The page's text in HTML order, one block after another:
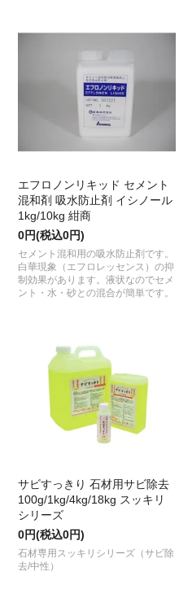
エフロノンリキッド セメント
混和剤 吸水防止剤 イシノール
1kg/10kg 紺商
0円(税込0円)
セメント混和用の吸水防止剤です。
白華現象（エフロレッセンス）の抑
制効果があります。液状なのでセメ
ント・水・砂との混合が簡単です。
サビすっきり 石材用サビ除去
100g/1kg/4kg/18kg スッキリ
シリーズ
0円(税込0円)
石材専用スッキリシリーズ（サビ除
去/中性）